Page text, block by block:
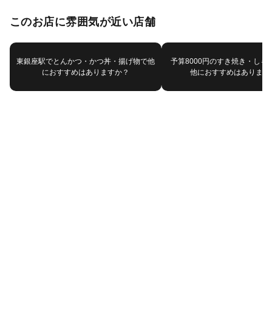
このお店に雰囲気が近い店舗
東銀座駅でとんかつ・かつ丼・揚げ物で他
におすすめはありますか？
予算8000円のすき焼き・しゃ
他におすすめはあります